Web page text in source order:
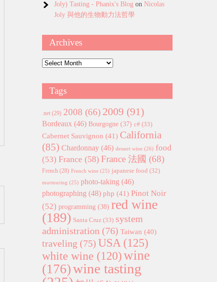
Joly) Tasting - Phanix's Blog on Nicolas
Joly 與他的生物動力法哲學
Archives
Archives
Tags
.net (29) 2008 (66) 2009 (91)
Bordeaux (46) Bourgogne (37) c# (33)
Cabernet Sauvignon (41) California
(85) Chardonnay (46) dessert wine (26) food
(53) France (58) France 法國 (68)
French (28) French wine (25) japanese food (32)
murmuring (25) photo-taking (46)
photographing (48) php (41) Pinot Noir
(52) programming (38) red wine
(189) Santa Cruz (33) system
administration (76) Taiwan (40)
traveling (75) USA (125)
white wine (120)wine
(176)wine tasting